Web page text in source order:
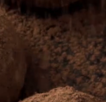
— Offizieller